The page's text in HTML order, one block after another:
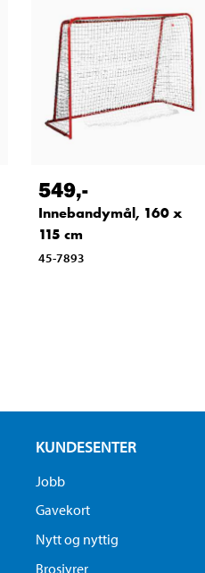
549,-
Innebandymål, 160 x
115 cm
45-7893
KUNDESENTER
Jobb
Gavekort
Nytt og nyttig
Brosjyrer